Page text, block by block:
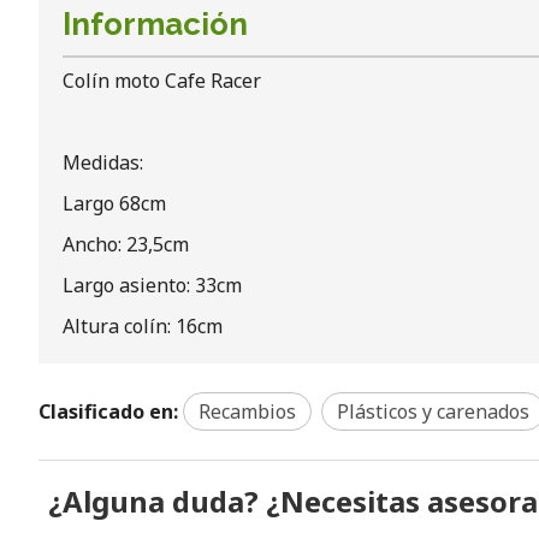
Información
Colín moto Cafe Racer
Medidas:
Largo 68cm
Ancho: 23,5cm
Largo asiento: 33cm
Altura colín: 16cm
Clasificado en: Recambios Plásticos y carenados
¿Alguna duda? ¿Necesitas